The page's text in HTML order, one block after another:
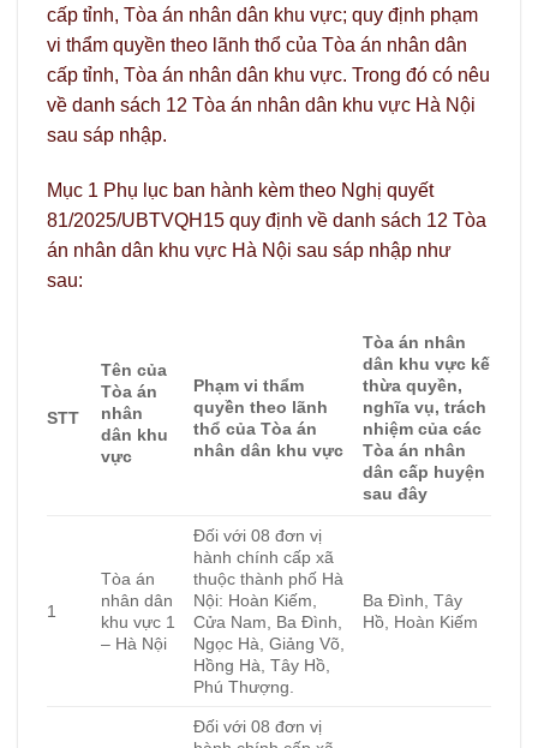
cấp tỉnh, Tòa án nhân dân khu vực; quy định phạm
vi thẩm quyền theo lãnh thổ của Tòa án nhân dân
cấp tỉnh, Tòa án nhân dân khu vực. Trong đó có nêu
về danh sách 12 Tòa án nhân dân khu vực Hà Nội
sau sáp nhập.
Mục 1 Phụ lục ban hành kèm theo Nghị quyết
81/2025/UBTVQH15 quy định về danh sách 12 Tòa
án nhân dân khu vực Hà Nội sau sáp nhập như
sau:
STT
Tên của
Tòa án
nhân
dân khu
vực
Phạm vi thẩm
quyền theo lãnh
thổ của Tòa án
nhân dân khu vực
Tòa án nhân
dân khu vực kế
thừa quyền,
nghĩa vụ, trách
nhiệm của các
Tòa án nhân
dân cấp huyện
sau đây
1
Tòa án
nhân dân
khu vực 1
– Hà Nội
Đối với 08 đơn vị
hành chính cấp xã
thuộc thành phố Hà
Nội: Hoàn Kiếm,
Cửa Nam, Ba Đình,
Ngọc Hà, Giảng Võ,
Hồng Hà, Tây Hồ,
Phú Thượng.
Ba Đình, Tây
Hồ, Hoàn Kiếm
Đối với 08 đơn vị